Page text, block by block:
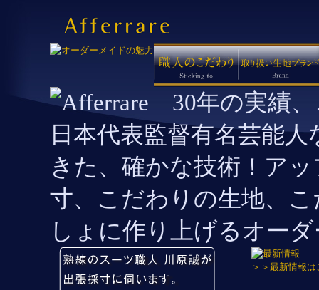
＞＞最新情報は